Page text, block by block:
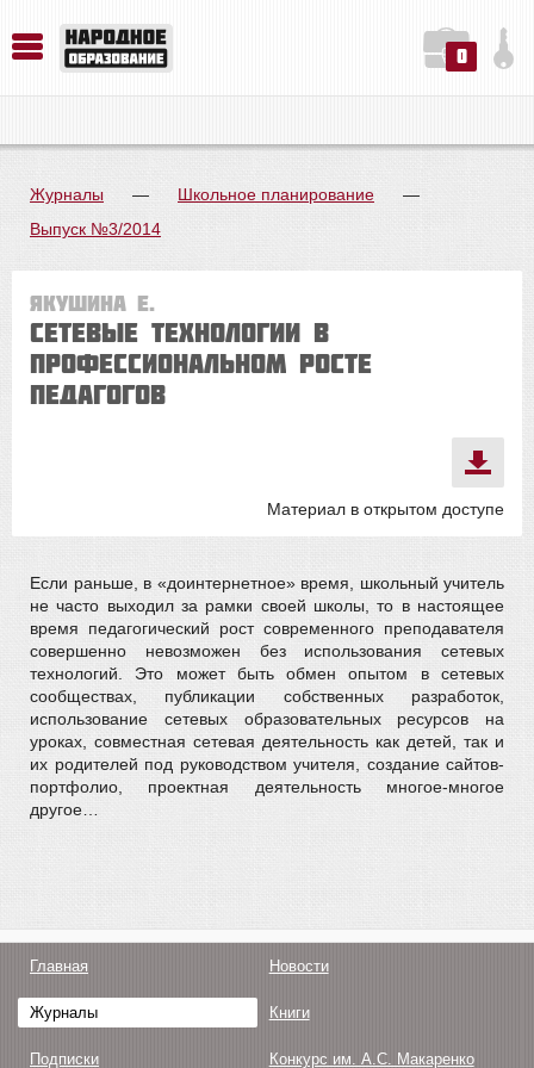
0
Журналы — Школьное планирование
—
Выпуск №3/2014
Якушина Е.
Сетевые технологии в
профессиональном росте
педагогов
Материал в открытом доступе
Если раньше, в «доинтернетное» время, школьный учитель
не часто выходил за рамки своей школы, то в настоящее
время педагогический рост современного преподавателя
совершенно невозможен без использования сетевых
технологий. Это может быть обмен опытом в сетевых
сообществах, публикации собственных разработок,
использование сетевых образовательных ресурсов на
уроках, совместная сетевая деятельность как детей, так и
их родителей под руководством учителя, создание сайтов-
портфолио, проектная деятельность многое-многое
другое…
Главная Новости
Журналы Книги
Подписки Конкурс им. А.С. Макаренко